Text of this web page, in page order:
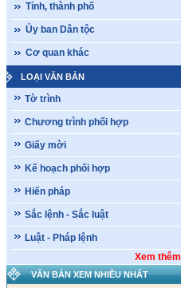
Tỉnh, thành phố
Ủy ban Dân tộc
Cơ quan khác
LOẠI VĂN BẢN
Tờ trình
Chương trình phối hợp
Giấy mời
Kế hoạch phối hợp
Hiến pháp
Sắc lệnh - Sắc luật
Luật - Pháp lệnh
Xem thêm
VĂN BẢN XEM NHIỀU NHẤT